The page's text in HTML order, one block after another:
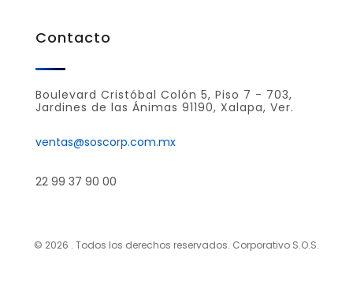
Contacto
Boulevard Cristóbal Colón 5, Piso 7 - 703,
Jardines de las Ánimas 91190, Xalapa, Ver.
ventas@soscorp.com.mx
22 99 37 90 00
© 2026 . Todos los derechos reservados. Corporativo S.O.S.